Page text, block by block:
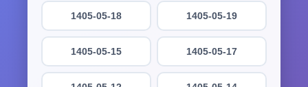
1405-05-19
1405-05-18
1405-05-17
1405-05-15